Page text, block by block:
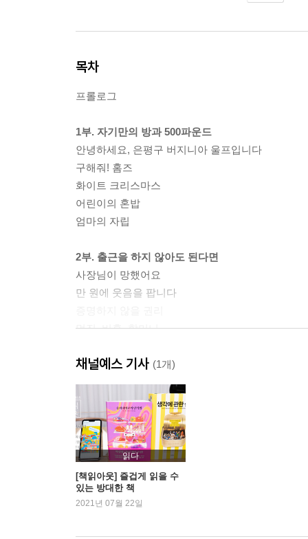
목차
프롤로그
1부. 자기만의 방과 500파운드
안녕하세요, 은평구 버지니아 울프입니다
구해줘! 홈즈
화이트 크리스마스
어린이의 혼밥
엄마의 자립
2부. 출근을 하지 않아도 된다면
사장님이 망했어요
만 원에 웃음을 팝니다
멋진, 비혼, 할머니
3부. 모두에게, 조건 없이
이방인이 당신의 문을 두드릴 때
여학생을 위한___은 없다
마스크 뒤에 사람 있어요
네가 누구든, 얼마나 외롭든
4부. 이상하고 아름다운 미래로
베이스캠프
그건 아마도, 전쟁 같은 사랑
채널예스 기사 (1개)
읽다
[책읽아웃] 즐겁게 읽을 수
있는 방대한 책
2021년 07월 22일